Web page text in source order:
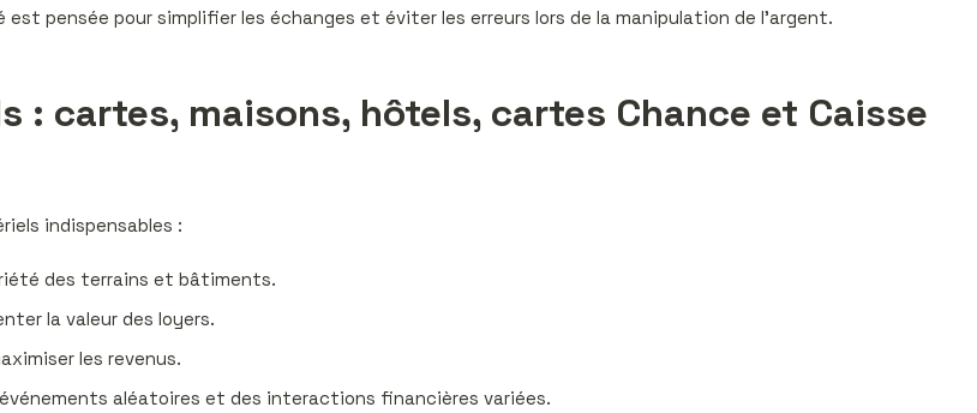
pensée pour simplifier les échanges et éviter les erreurs lors de la manipulation de l’argent.
: cartes, maisons, hôtels, cartes Chance et Caisse
indispensables :
des terrains et bâtiments.
la valeur des loyers.
les revenus.
aléatoires et des interactions financières variées.